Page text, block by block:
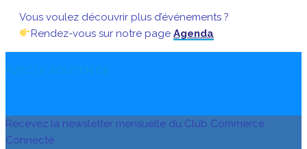
Vous voulez découvrir plus d’événements ?
Rendez-vous sur notre pageAgenda
AVEC LE SOUTIEN DE
Recevez la newsletter mensuelle du Club Commerce
Connecté